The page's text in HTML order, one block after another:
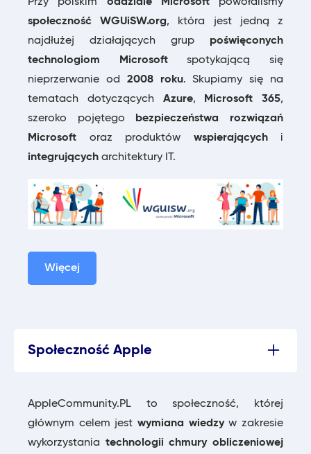
społeczność WGUiSW.org, która jest jedną z
najdłużej działających grup poświęconych
technologiom Microsoftspotykającą się
nieprzerwanie od 2008 roku. Skupiamy się na
tematach dotyczących Azure, Microsoft 365,
szeroko pojętego
bezpieczeństwa rozwiązań
Microsoft oraz produktów wspierającychi
integrujących architektury IT.
Więcej
Społeczność Apple
AppleCommunity.PL to społeczność, której
głównym celem jest wymiana wiedzyw zakresie
wykorzystania technologii chmury obliczeniowej